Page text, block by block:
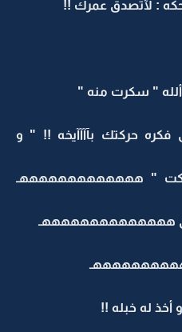
: لآتصدق عمرك !!
ألله " سكرت منه "
فكره حركتك بآآآآيخه !! " و
" هههههههههههههـ
ههههههههههههههـ
له خبله !!